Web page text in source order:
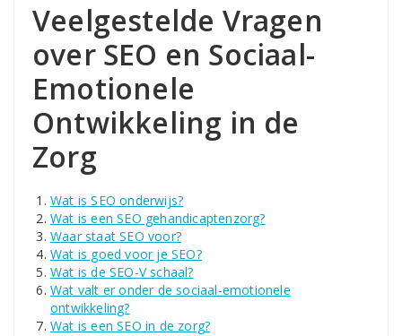
Veelgestelde Vragen
over SEO en Sociaal-
Emotionele
Ontwikkeling in de
Zorg
Wat is SEO onderwijs?
Wat is een SEO gehandicaptenzorg?
Waar staat SEO voor?
Wat is goed voor je SEO?
Wat is de SEO-V schaal?
Wat valt er onder de sociaal-emotionele
ontwikkeling?
Wat is een SEO in de zorg?